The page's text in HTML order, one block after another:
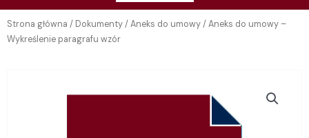
Strona główna / Dokumenty/Aneks do umowy/ Aneks do umowy –
Wykreślenie paragrafu wzór